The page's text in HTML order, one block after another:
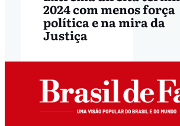
2024 com menos força
política e na mira da
Justiça